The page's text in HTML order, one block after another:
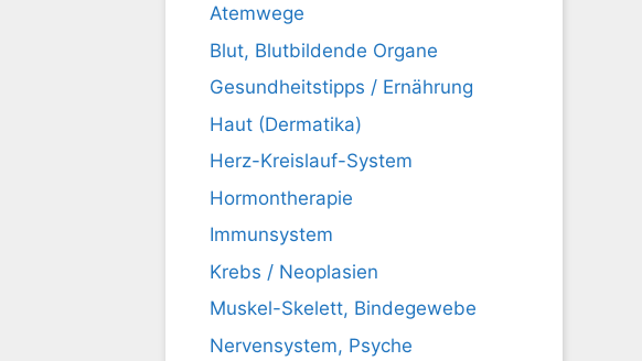
Atemwege
Blut, Blutbildende Organe
Gesundheitstipps / Ernährung
Haut (Dermatika)
Herz-Kreislauf-System
Hormontherapie
Immunsystem
Krebs / Neoplasien
Muskel-Skelett, Bindegewebe
Nervensystem, Psyche